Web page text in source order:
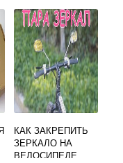
КАК ЗАКРЕПИТЬ
ЗЕРКАЛО НА
ВЕЛОСИПЕДЕ